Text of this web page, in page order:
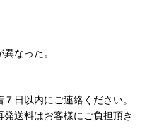
なった。
日以内にご連絡ください。
送料はお客様にご負担頂き